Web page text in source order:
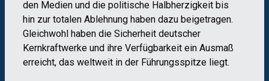
den Medien und die politische Halbherzigkeit bis
hin zur totalen Ablehnung haben dazu beigetragen.
Gleichwohl haben die Sicherheit deutscher
Kernkraftwerke und ihre Verfügbarkeit ein Ausmaß
erreicht, das weltweit in der Führungsspitze liegt.